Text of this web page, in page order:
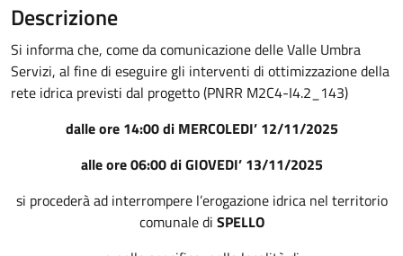
Descrizione
Si informa che, come da comunicazione delle Valle Umbra
Servizi, al fine di eseguire gli interventi di ottimizzazione della
rete idrica previsti dal progetto (PNRR M2C4-I4.2_143)
dalle ore 14:00 di MERCOLEDI’ 12/11/2025
alle ore 06:00 di GIOVEDI’ 13/11/2025
si procederà ad interrompere l’erogazione idrica nel territorio
comunale di SPELLO